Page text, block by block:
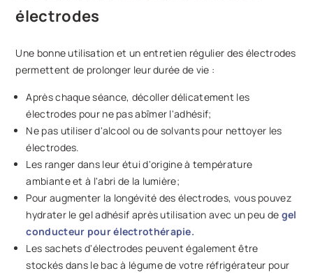
électrodes
Une bonne utilisation et un entretien régulier des électrodes
permettent de prolonger leur durée de vie :
Après chaque séance, décoller délicatement les
électrodes pour ne pas abîmer l'adhésif;
Ne pas utiliser d'alcool ou de solvants pour nettoyer les
électrodes.
Les ranger dans leur étui d'origine à température
ambiante et à l'abri de la lumière;
Pour augmenter la longévité des électrodes, vous pouvez
hydrater le gel adhésif après utilisation avec un peu de gel
conducteur pour électrothérapie.
Les sachets d'électrodes peuvent également être
stockés dans le bac à légume de votre réfrigérateur pour